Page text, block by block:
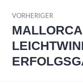
Navigation
VORHERIGER
Vorheriger
Beitrag: